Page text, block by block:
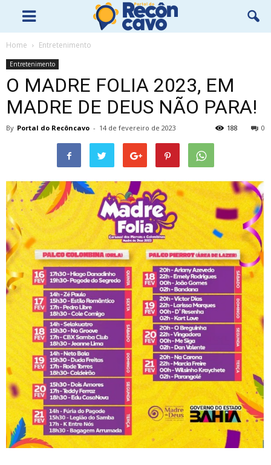
Home Entretenimento
Entretenimento
O MADRE FOLIA 2023, EM
MADRE DE DEUS NÃO PARA!
By Portal do Recôncavo - 14 de fevereiro de 2023 0
188